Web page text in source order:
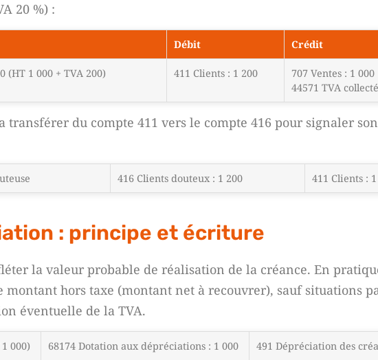
20 %) :
Débit Crédit
(HT 1 000 + TVA 200) 411 Clients : 1 200
707 Ventes : 1 000
44571 TVA
transférer du compte 411 vers le compte 416 pour signaler
416 Clients douteux : 1 200 411 Clients :
: principe et écriture
la valeur probable de réalisation de la créance. En
hors taxe (montant net à recouvrer), sauf situations
éventuelle de la TVA.
000) 68174 Dotation aux dépréciations : 1 000 491 Dépréciation des